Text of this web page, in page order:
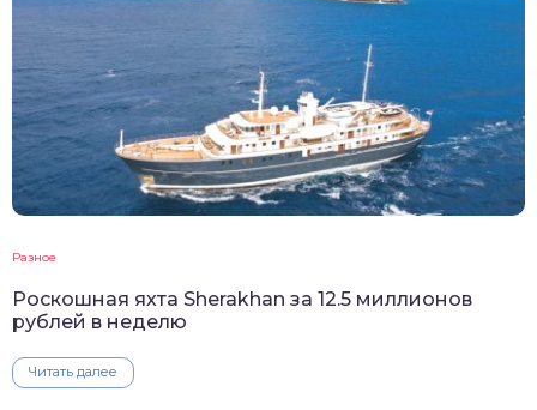
Разное
Роскошная яхта Sherakhan за 12.5 миллионов
рублей в неделю
Читать далее